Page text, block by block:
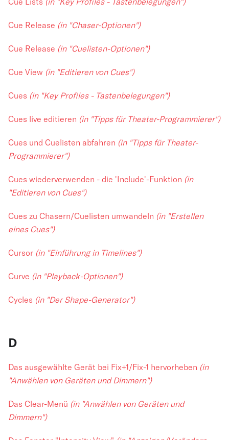
Cue Release (in "Chaser-Optionen")
Cue Release (in "Cuelisten-Optionen")
Cue View (in "Editieren von Cues")
Cues (in "Key Profiles - Tastenbelegungen")
Cues live editieren (in "Tipps für Theater-Programmierer")
Cues und Cuelisten abfahren (in "Tipps für Theater-
Programmierer")
Cues wiederverwenden - die 'Include'-Funktion (in
"Editieren von Cues")
Cues zu Chasern/Cuelisten umwandeln (in "Erstellen
eines Cues")
Cursor (in "Einführung in Timelines")
Curve (in "Playback-Optionen")
Cycles (in "Der Shape-Generator")
D
Das ausgewählte Gerät bei Fix+1/Fix-1 hervorheben (in
"Anwählen von Geräten und Dimmern")
Das Clear-Menü (in "Anwählen von Geräten und
Dimmern")